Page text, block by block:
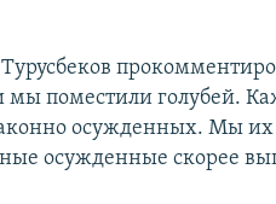
мы поместили голубей.
осужденных. Мы их
осужденные скорее